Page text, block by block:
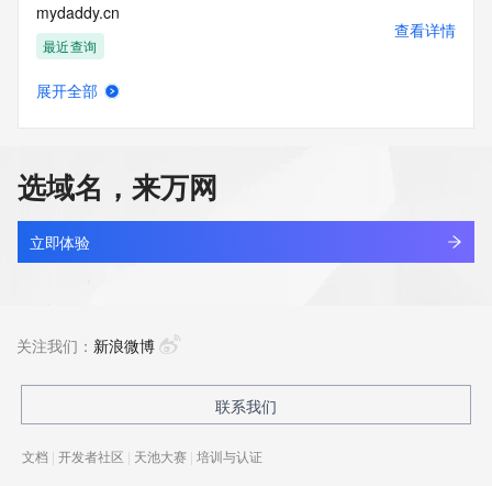
mydaddy.cn
最近查询
查看详情
mydailyitmes.com
最近查询
查看详情
新注册
展开全部
选域名，来万网
立即体验
关注我们： 新浪微博
联系我们
文档 | 开发者社区 | 天池大赛 | 培训与认证